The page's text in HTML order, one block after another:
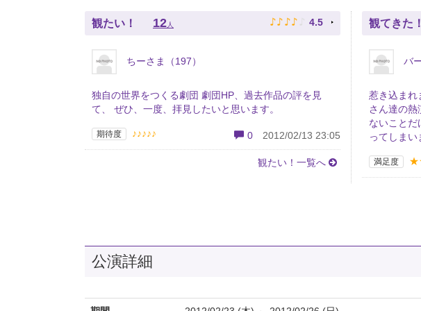
観たい！ 12 人 ♪ ♪ ♪ ♪ ♪ 4.5
ちーさま（197）
独自の世界をつくる劇団 劇団HP、過去作品の評を見
て、 ぜひ、一度、拝見したいと思います。
期待度 ♪♪♪♪♪ 0 2012/02/13 23:05
観たい！一覧へ
観てきた！
バ
惹き込まれ
さん達の熱
ないことだ
ってしまい
満足度
公演詳細